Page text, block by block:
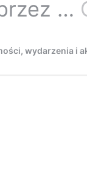
…
wydarzenia i